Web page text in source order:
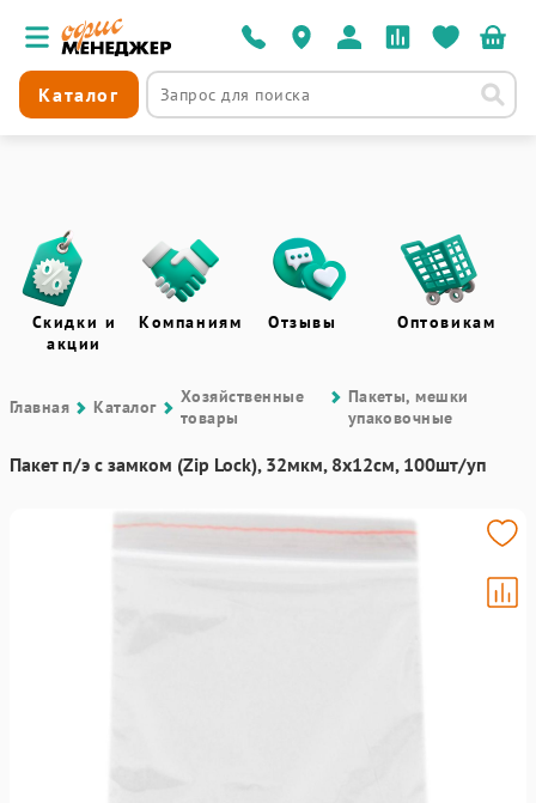
Каталог
Скидки и
акции
Компаниям Отзывы Оптовикам
Главная Каталог
Хозяйственные
товары
Пакеты, мешки
упаковочные
Пакет п/э с замком (Zip Lock), 32мкм, 8х12см, 100шт/уп